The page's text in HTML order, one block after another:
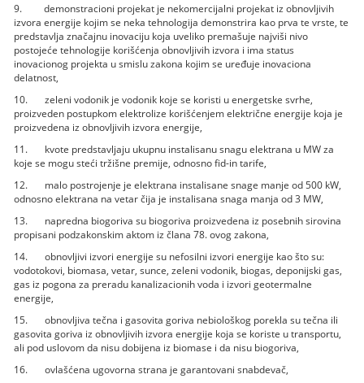
9. demonstracioni projekat je nekomercijalni projekat iz obnovljivih
izvora energije kojim se neka tehnologija demonstrira kao prva te vrste, te
predstavlja značajnu inovaciju koja uveliko premašuje najviši nivo
postojeće tehnologije korišćenja obnovljivih izvora i ima status
inovacionog projekta u smislu zakona kojim se uređuje inovaciona
delatnost,
10. zeleni vodonik je vodonik koje se koristi u energetske svrhe,
proizveden postupkom elektrolize korišćenjem električne energije koja je
proizvedena iz obnovljivih izvora energije,
11. kvote predstavljaju ukupnu instalisanu snagu elektrana u MW za
koje se mogu steći tržišne premije, odnosno fid-in tarife,
12. malo postrojenje je elektrana instalisane snage manje od 500 kW,
odnosno elektrana na vetar čija je instalisana snaga manja od 3 MW,
13. napredna biogoriva su biogoriva proizvedena iz posebnih sirovina
propisani podzakonskim aktom iz člana 78. ovog zakona,
14. obnovljivi izvori energije su nefosilni izvori energije kao što su:
vodotokovi, biomasa, vetar, sunce, zeleni vodonik, biogas, deponijski gas,
gas iz pogona za preradu kanalizacionih voda i izvori geotermalne
energije,
15. obnovljiva tečna i gasovita goriva nebiološkog porekla su tečna ili
gasovita goriva iz obnovljivih izvora energije koja se koriste u transportu,
ali pod uslovom da nisu dobijena iz biomase i da nisu biogoriva,
16. ovlašćena ugovorna strana je garantovani snabdevač,